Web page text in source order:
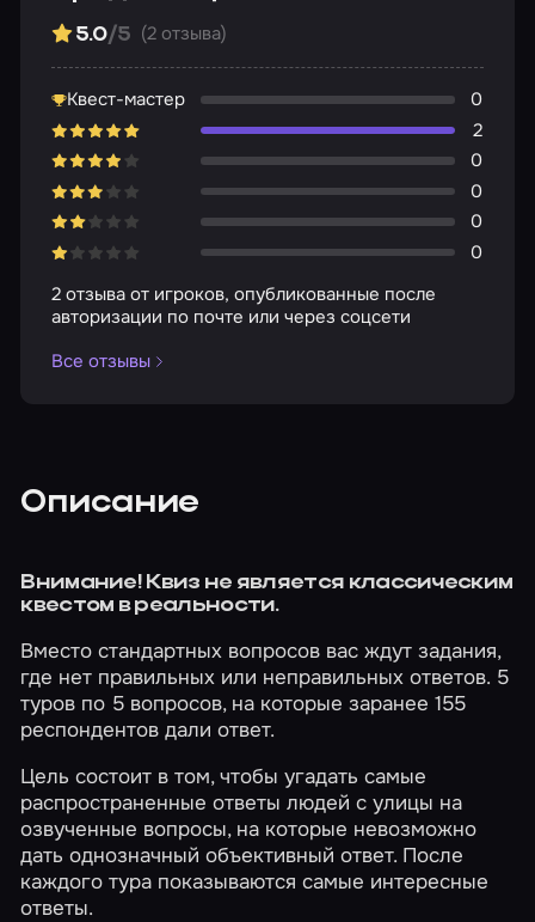
5.0/5 (2 отзыва)
Квест-мастер
0
2
0
0
0
0
2 отзыва от игроков, опубликованные после
авторизации по почте или через соцсети
Все отзывы
Описание
Внимание! Квиз не является классическим
квестом в реальности.
Вместо стандартных вопросов вас ждут задания,
где нет правильных или неправильных ответов. 5
туров по 5 вопросов, на которые заранее 155
респондентов дали ответ.
Цель состоит в том, чтобы угадать самые
распространенные ответы людей с улицы на
озвученные вопросы, на которые невозможно
дать однозначный объективный ответ. После
каждого тура показываются самые интересные
ответы.